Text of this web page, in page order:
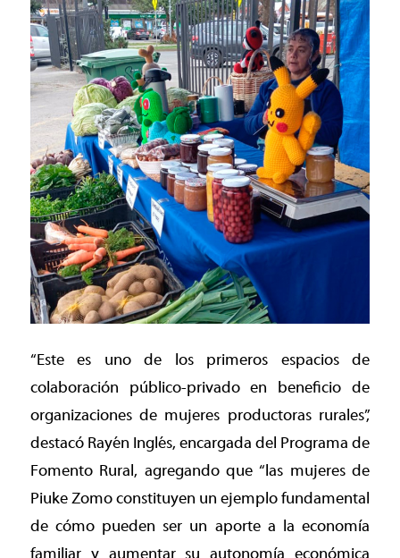
“Este es uno de los primeros espacios de
colaboración público-privado en beneficio de
organizaciones de mujeres productoras rurales”,
destacó Rayén Inglés, encargada del Programa de
Fomento Rural, agregando que “las mujeres de
Piuke Zomo constituyen un ejemplo fundamental
de cómo pueden ser un aporte a la economía